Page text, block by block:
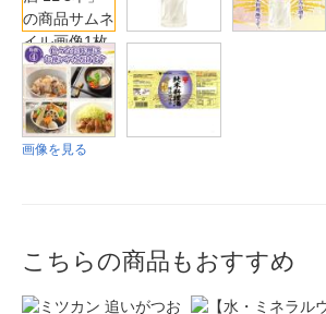
画像を見る
こちらの商品もおすすめ